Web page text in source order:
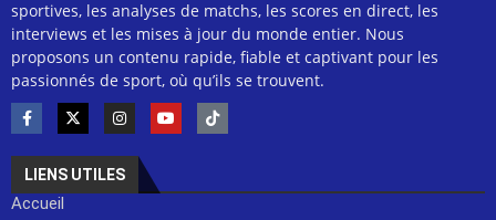
sportives, les analyses de matchs, les scores en direct, les
interviews et les mises à jour du monde entier. Nous
proposons un contenu rapide, fiable et captivant pour les
passionnés de sport, où qu’ils se trouvent.
LIENS UTILES
Accueil